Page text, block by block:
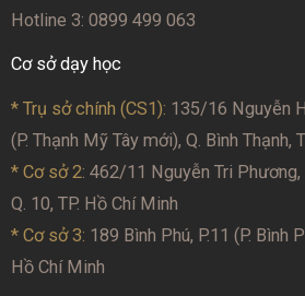
Hotline 3: 0899 499 063
Cơ sở dạy học
* Trụ sở chính (CS1): 135/16 Nguyễn
(P. Thạnh Mỹ Tây mới), Q. Bình Thạnh,
* Cơ sở 2: 462/11 Nguyễn Tri Phương,
Q. 10, TP. Hồ Chí Minh
* Cơ sở 3: 189 Bình Phú, P.11 (P. Bình
Hồ Chí Minh